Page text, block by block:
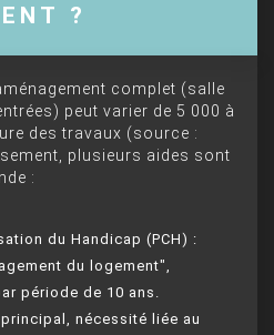
?
complet (salle
peut varier de 5 000 à
des travaux (source :
plusieurs aides sont
:
du Handicap (PCH) :
du logement",
période de 10 ans.
nécessité liée au